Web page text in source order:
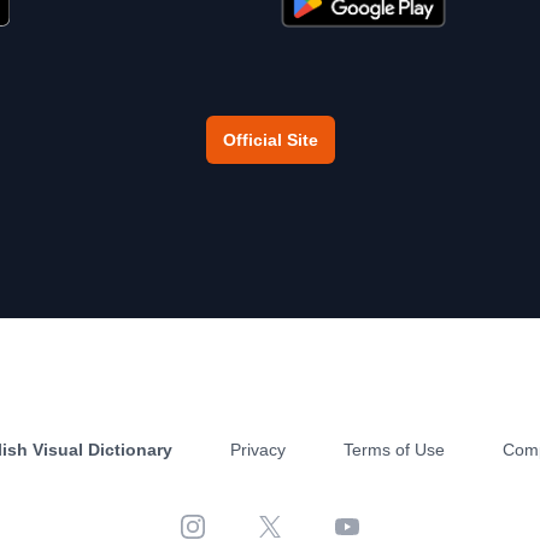
Official Site
Visual Dictionary Privacy Terms of Use
Instagram X YouTube